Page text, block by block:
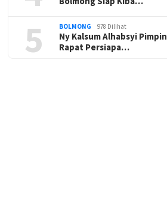
5 BOLMONG 978 Dilihat
Ny Kalsum Alhabsyi Pimpin
Rapat Persiapa…